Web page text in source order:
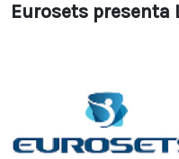
Eurosets presenta